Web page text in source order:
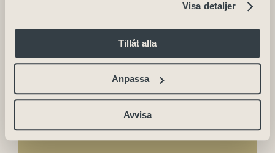
Visa detaljer
Tillåt alla
Anpassa
Avvisa